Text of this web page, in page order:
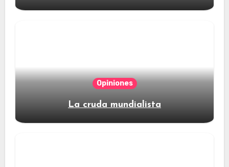
Opiniones
La cruda mundialista